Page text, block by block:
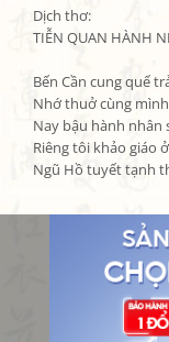
Dịch thơ:
TIỄN QUAN HÀNH
Bến Cần cung quế
Nhớ thuở cùng
Nay bậu hành nhân
Riêng tôi khảo giáo
Ngũ Hồ tuyết tạnh